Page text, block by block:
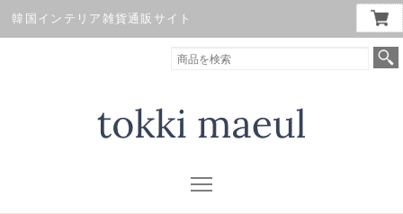
韓国インテリア雑貨通販サイト